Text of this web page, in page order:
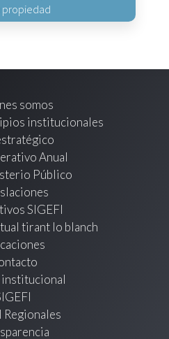
propiedad
somos
institucionales
Anual
Público
SIGEFI
tirant lo blanch
Regionales